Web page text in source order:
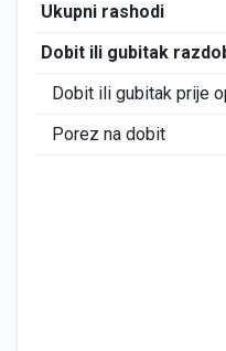
Ukupni rashodi
Dobit ili gubitak
Dobit ili gubitak prije
Porez na dobit